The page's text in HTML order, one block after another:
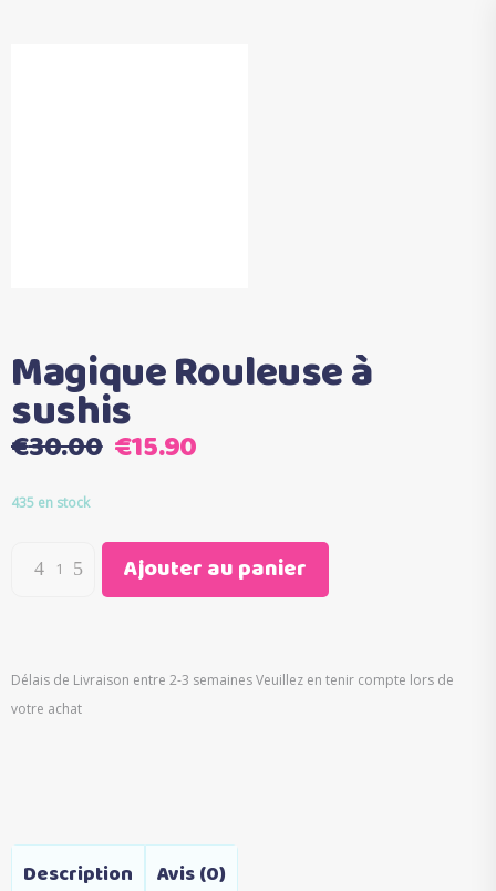
Magique Rouleuse à
sushis
€30.00 Le
était :
€30.00.
€15.90
est :
€15.90.
435 en stock
Ajouter au panier
Délais de Livraison entre 2-3 semaines Veuillez en tenir compte lors de
votre achat
Description Avis (0)